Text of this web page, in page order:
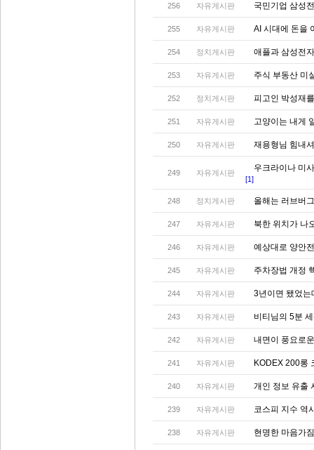
256 자유게시판 국민기업 삼성
255 자유게시판 AI 시대에 돈을
254 정치게시판 애플과 삼성전
253 자유게시판 주식 부동산 미
252 정치게시판 피고인 박성재
251 자유게시판 고양이는 내게
250 자유게시판 재용형님 힘내
249 자유게시판 우크라이나 미
[1]
248 정치게시판 올해는 러브버
247 자유게시판 북한 위치가 나
246 자유게시판 예상대로 양안
245 자유게시판 주차장법 개정
244 자유게시판 3년이면 됐었
243 자유게시판 비티님의 5분
242 자유게시판 내면이 풍요로
241 자유게시판 KODEX 200롱
240 자유게시판 개인 정보 유출
239 자유게시판 코스피 지수 역
238 자유게시판 현명한 마음가